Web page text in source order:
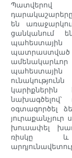
Պատվերով
դարակաշարերը
են
ցանկանում
պահեստային
օգտագործել
խուսափել
ռիսկը և